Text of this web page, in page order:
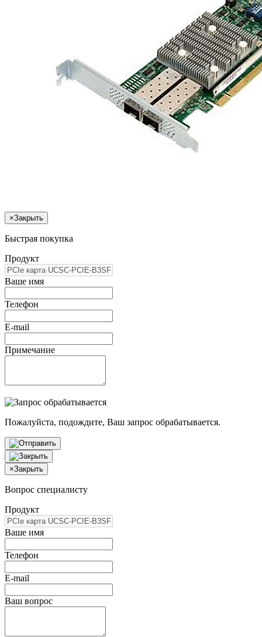
×Закрыть
Быстрая покупка
Продукт
Ваше имя
Телефон
E-mail
Примечание
Пожалуйста, подождите, Ваш запрос обрабатывается.
×Закрыть
Вопрос специалисту
Продукт
Ваше имя
Телефон
E-mail
Ваш вопрос